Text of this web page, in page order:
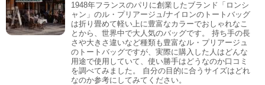
1948年フランスのパリに創業したブランド「ロンシ
ャン」のル・プリアージュ/ナイロンのトートバッグ
は折り畳めて軽い上に豊富なカラーでおしゃれなこ
とから、世界中で大人気のバッグです。 持ち手の長
さや大きさ違いなど種類も豊富なル・プリアージュ
のトートバッグですが、実際に購入した人はどんな
用途で使用していて、使い勝手はどうなのか口コミ
を調べてみました。 自分の目的に合うサイズはどれ
なのか参考にしてみてください。